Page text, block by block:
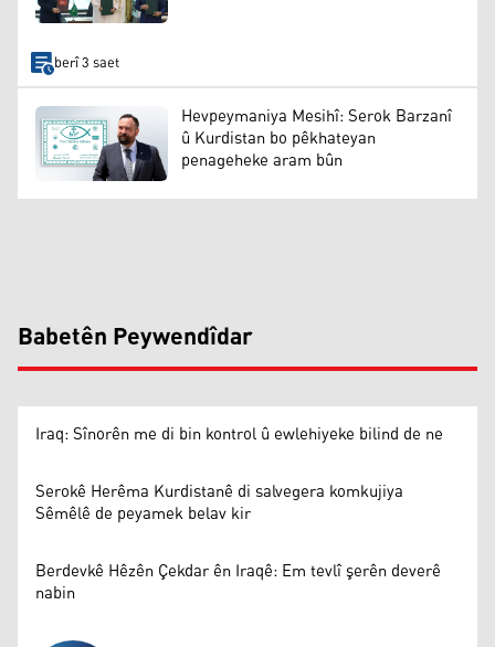
berî 3 saet
Hevpeymaniya Mesihî: Serok Barzanî
û Kurdistan bo pêkhateyan
penageheke aram bûn
Babetên Peywendîdar
Iraq: Sînorên me di bin kontrol û ewlehiyeke bilind de ne
Serokê Herêma Kurdistanê di salvegera komkujiya
Sêmêlê de peyamek belav kir
Berdevkê Hêzên Çekdar ên Iraqê: Em tevlî şerên deverê
nabin